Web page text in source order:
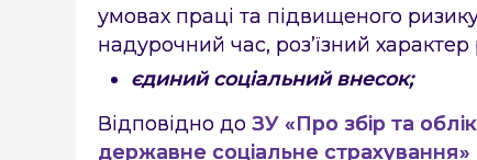
умовах праці та підвищеного
надурочний час, роз’їзний характер
єдиний соціальний внесок;
Відповідно до ЗУ «Про збір та
державне соціальне страхування»